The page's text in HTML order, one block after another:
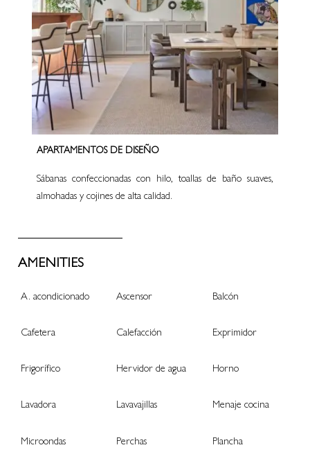
APARTAMENTOS DE DISEÑO
Sábanas confeccionadas con hilo, toallas de baño suaves,
almohadas y cojines de alta calidad.
AMENITIES
A. acondicionado Ascensor Balcón
Cafetera Calefacción Exprimidor
Frigorífico Hervidor de agua Horno
Lavadora Lavavajillas Menaje cocina
Microondas Perchas Plancha